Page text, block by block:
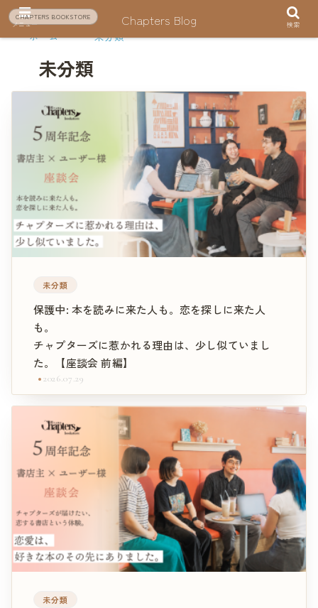
CHAPTERS BOOKSTORE
ホーム 未分類
未分類
未分類
保護中: 本を読みに来た人も。恋を探しに来た人
も。
チャプターズに惹かれる理由は、少し似ていまし
た。【座談会 前編】
2026.07.29
未分類
メニュー Chapters Blog 検索